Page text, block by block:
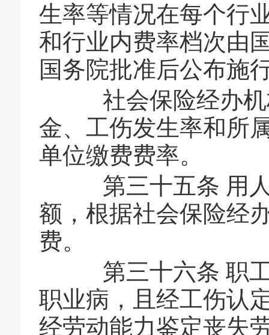
生率等情况在每个行
和行业内费率档次由
国务院批准后公布施
社会保险经办机
金、工伤发生率和所
单位缴费费率。
第三十五条 用人
额，根据社会保险经
费。
第三十六条 职工
职业病，且经工伤认
经劳动能力鉴定丧失